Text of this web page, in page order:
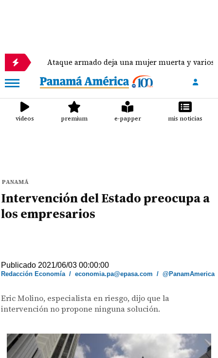
Ataque armado deja una mujer muerta y varios heridos
videos premium e-papper mis noticias
PANAMÁ
Intervención del Estado preocupa a
los empresarios
Publicado 2021/06/03 00:00:00
Redacción Economía/economia.pa@epasa.com /@PanamAmerica
Eric Molino, especialista en riesgo, dijo que la
intervención no propone ninguna solución.